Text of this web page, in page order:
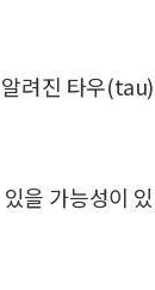
려진 타우(tau)
을 가능성이 있